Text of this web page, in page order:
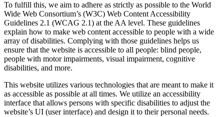
To fulfill this, we aim to adhere as strictly as possible to the World
Wide Web Consortium’s (W3C) Web Content Accessibility
Guidelines 2.1 (WCAG 2.1) at the AA level. These guidelines
explain how to make web content accessible to people with a wide
array of disabilities. Complying with those guidelines helps us
ensure that the website is accessible to all people: blind people,
people with motor impairments, visual impairment, cognitive
disabilities, and more.
This website utilizes various technologies that are meant to make it
as accessible as possible at all times. We utilize an accessibility
interface that allows persons with specific disabilities to adjust the
website’s UI (user interface) and design it to their personal needs.